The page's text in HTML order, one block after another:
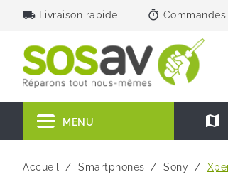
local_shipping Livraison rapide timer
MENU map
Accueil Smartphones Sony